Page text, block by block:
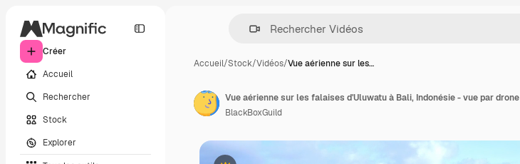
Créer
Accueil
Rechercher
Stock
Explorer
Accueil/Stock/Vidéos/Vue aérienne sur les…
Vue aérienne sur les falaises d'Uluwatu à Bali, Indonésie - vue par drone
BlackBoxGuild